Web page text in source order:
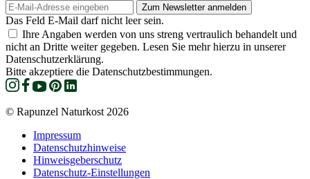
Das Feld E-Mail darf nicht leer sein.
Ihre Angaben werden von uns streng vertraulich behandelt und
nicht an Dritte weiter gegeben. Lesen Sie mehr hierzu in unserer
Datenschutzerklärung.
Bitte akzeptiere die Datenschutzbestimmungen.
© Rapunzel Naturkost 2026
Impressum
Datenschutzhinweise
Hinweisgeberschutz
Datenschutz-Einstellungen